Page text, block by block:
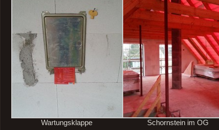
Wartungsklappe Schornstein im OG